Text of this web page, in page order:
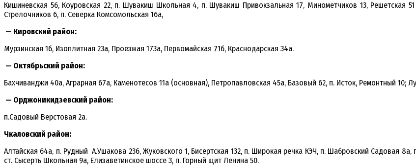
Кишиневская 56, Коуровская 22, п. Шувакиш Школьная 4, п. Шувакиш Привокзальная 17, Минометчиков 13,
Стрелочников 6, п. Северка Комсомольская 16а,
— Кировский район:
Мурзинская 1б, Изоплитная 23а, Проезжая 173а, Первомайская 71б, Краснодарская 34а.
— Октябрьский район:
Бахчиванджи 40а, Аграрная 67а, Каменотесов 11а (основная), Петропавловская 45а, Базовый 62, п. Исток, Ремонтный 10;
— Орджоникидзевский район:
п.Садовый Верстовая 2а.
Чкаловский район:
Алтайская 64а, п. Рудный А.Ушакова 23б, Жуковского 1, Бисертская 132, п. Широкая речка КЭЧ, п. Шабровский Садовая
ст. Сысерть Школьная 9а, Елизаветинское шоссе 3, п. Горный щит Ленина 50.